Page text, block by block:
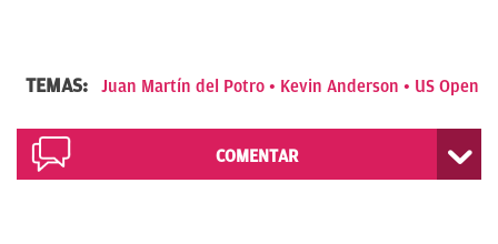
TEMAS: Juan Martín del Potro Kevin Anderson US Open
COMENTAR